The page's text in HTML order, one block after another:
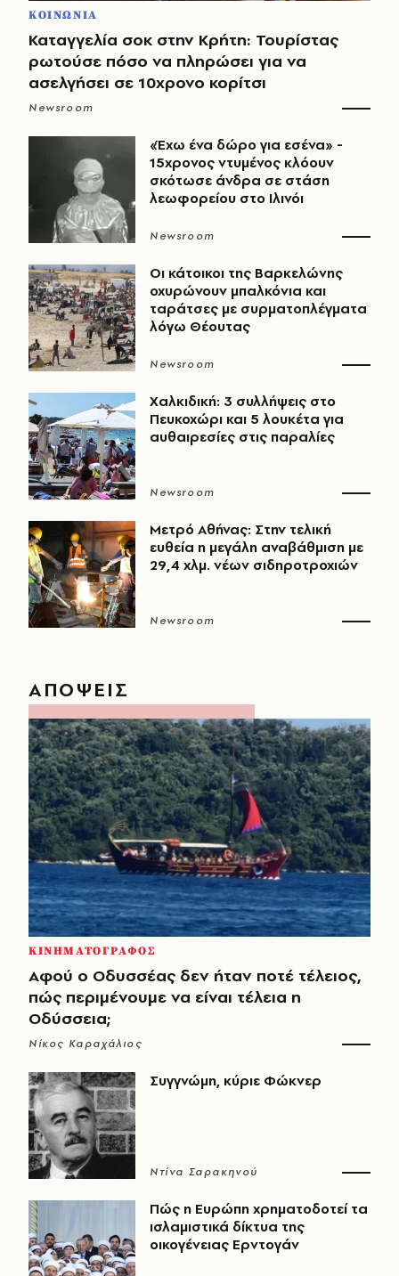
ΚΟΙΝΩΝΙΑ
Καταγγελία σοκ στην Κρήτη: Τουρίστας
ρωτούσε πόσο να πληρώσει για να
ασελγήσει σε 10χρονο κορίτσι
Newsroom
«Έχω ένα δώρο για εσένα» -
15χρονος ντυμένος κλόουν
σκότωσε άνδρα σε στάση
λεωφορείου στο Ιλινόι
Newsroom
Οι κάτοικοι της Βαρκελώνης
οχυρώνουν μπαλκόνια και
ταράτσες με συρματοπλέγματα
λόγω Θέουτας
Newsroom
Χαλκιδική: 3 συλλήψεις στο
Πευκοχώρι και 5 λουκέτα για
αυθαιρεσίες στις παραλίες
Newsroom
Μετρό Αθήνας: Στην τελική
ευθεία η μεγάλη αναβάθμιση με
29,4 χλμ. νέων σιδηροτροχιών
Newsroom
ΑΠΟΨΕΙΣ
ΚΙΝΗΜΑΤΟΓΡΑΦΟΣ
Αφού ο Οδυσσέας δεν ήταν ποτέ τέλειος,
πώς περιμένουμε να είναι τέλεια η
Οδύσσεια;
Νίκος Καραχάλιος
Συγγνώμη, κύριε Φώκνερ
Ντίνα Σαρακηνού
Πώς η Ευρώπη χρηματοδοτεί τα
ισλαμιστικά δίκτυα της
οικογένειας Ερντογάν